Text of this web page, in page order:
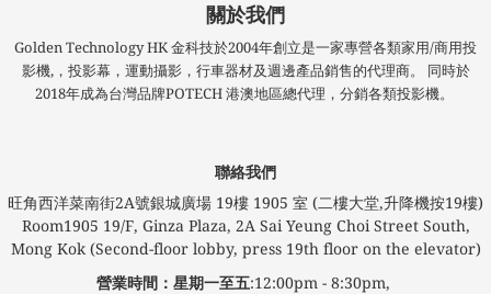
關於我們
Golden Technology HK 金科技於2004年創立是一家專營各類家用/商用投
影機,，投影幕，運動攝影，行車器材及週邊產品銷售的代理商。 同時於
2018年成為台灣品牌POTECH 港澳地區總代理，分銷各類投影機。
聯絡我們
旺角西洋菜南街2A號銀城廣場​ 19樓 1905 室 (二樓大堂,升降機按19樓)
Room1905 19/F, Ginza Plaza, 2A Sai Yeung Choi Street South,
Mong Kok (Second-floor lobby, press 19th floor on the elevator)
營業時間：星期一至五:12:00pm - 8:30pm,